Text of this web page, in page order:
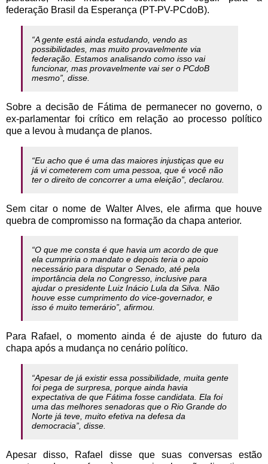
federação Brasil da Esperança (PT-PV-PCdoB).
“A gente está ainda estudando, vendo as
possibilidades, mas muito provavelmente via
federação. Estamos analisando como isso vai
funcionar, mas provavelmente vai ser o PCdoB
mesmo”, disse.
Sobre a decisão de Fátima de permanecer no governo, o
ex-parlamentar foi crítico em relação ao processo político
que a levou à mudança de planos.
“Eu acho que é uma das maiores injustiças que eu
já vi cometerem com uma pessoa, que é você não
ter o direito de concorrer a uma eleição”, declarou.
Sem citar o nome de Walter Alves, ele afirma que houve
quebra de compromisso na formação da chapa anterior.
“O que me consta é que havia um acordo de que
ela cumpriria o mandato e depois teria o apoio
necessário para disputar o Senado, até pela
importância dela no Congresso, inclusive para
ajudar o presidente Luiz Inácio Lula da Silva. Não
houve esse cumprimento do vice-governador, e
isso é muito temerário”, afirmou.
Para Rafael, o momento ainda é de ajuste do futuro da
chapa após a mudança no cenário político.
“Apesar de já existir essa possibilidade, muita gente
foi pega de surpresa, porque ainda havia
expectativa de que Fátima fosse candidata. Ela foi
uma das melhores senadoras que o Rio Grande do
Norte já teve, muito efetiva na defesa da
democracia”, disse.
Apesar disso, Rafael disse que suas conversas estão